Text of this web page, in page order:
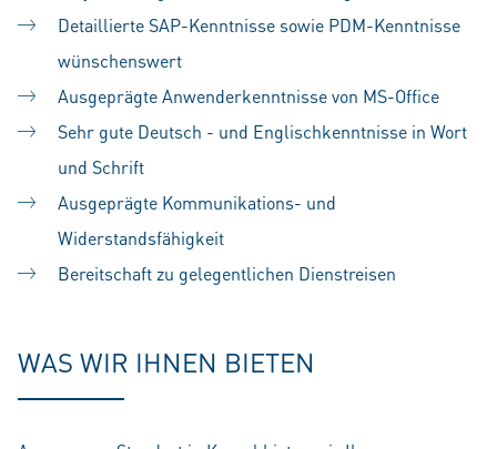
Detaillierte SAP-Kenntnisse sowie PDM-Kenntnisse
wünschenswert
Ausgeprägte Anwenderkenntnisse von MS-Office
Sehr gute Deutsch - und Englischkenntnisse in Wort
und Schrift
Ausgeprägte Kommunikations- und
Widerstandsfähigkeit
Bereitschaft zu gelegentlichen Dienstreisen
WAS WIR IHNEN BIETEN